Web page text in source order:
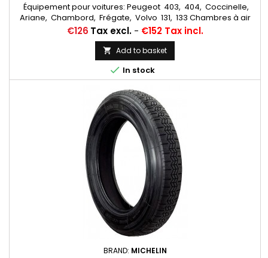
Équipement pour voitures: Peugeot 403, 404, Coccinelle,
Ariane, Chambord, Frégate, Volvo 131, 133 Chambres à air
conseillée: 145/155/165/500/560/185/70x15 MICHELIN VALVE
OBLIQUE CAOUTCHOUC (15E13) (CC3401) Autres appellations:
165R15, 165SR15, 165/80R15, 165x15, 165-15, 165 80 15, 165/80-15,
165 15, 165*15, 165-380, 165x380, 165/15, 165*15
Price
€126 Tax excl.- €152 Tax incl.
 Add to basket
 In stock
BRAND: MICHELIN